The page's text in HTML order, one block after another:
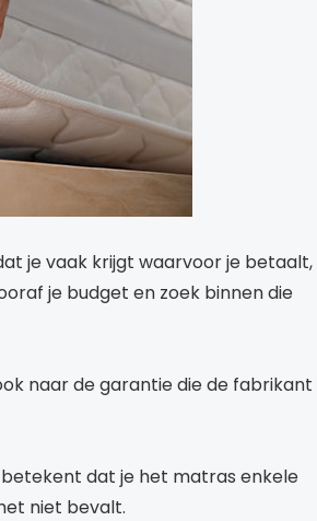
je vaak krijgt waarvoor je betaalt,
je budget en zoek binnen die
naar de garantie die de fabrikant
dat je het matras enkele
niet bevalt.